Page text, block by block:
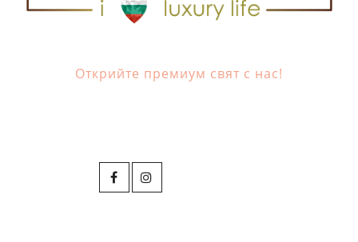
Открийте премиум свят с нас!